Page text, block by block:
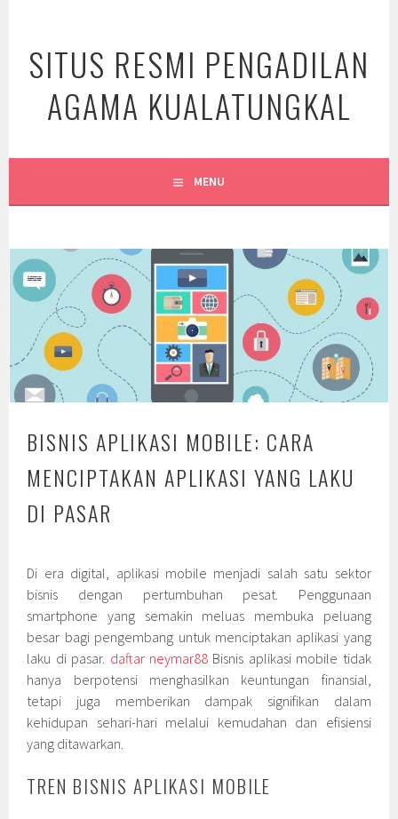
content
SITUS RESMI PENGADILAN
AGAMA KUALATUNGKAL
MENU
BISNIS APLIKASI MOBILE: CARA
MENCIPTAKAN APLIKASI YANG LAKU
DI PASAR
Di era digital, aplikasi mobile menjadi salah satu sektor
bisnis dengan pertumbuhan pesat. Penggunaan
smartphone yang semakin meluas membuka peluang
besar bagi pengembang untuk menciptakan aplikasi yang
laku di pasar. daftar neymar88 Bisnis aplikasi mobile tidak
hanya berpotensi menghasilkan keuntungan finansial,
tetapi juga memberikan dampak signifikan dalam
kehidupan sehari-hari melalui kemudahan dan efisiensi
yang ditawarkan.
TREN BISNIS APLIKASI MOBILE